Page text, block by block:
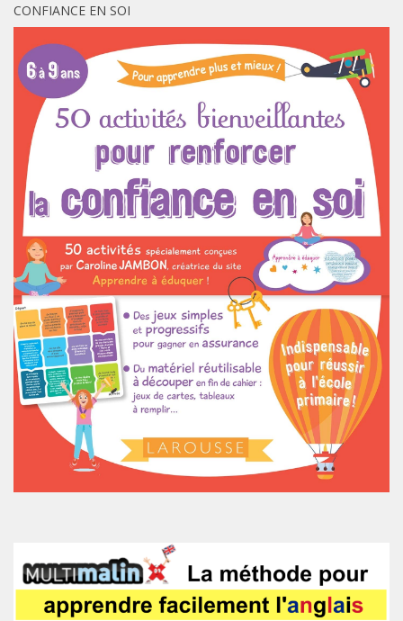
CONFIANCE EN SOI